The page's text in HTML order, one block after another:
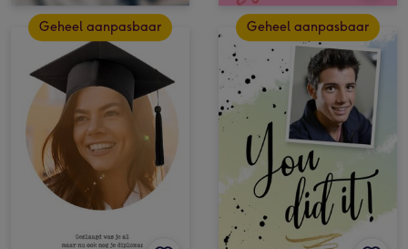
Geheel aanpasbaar Geheel aanpasbaar